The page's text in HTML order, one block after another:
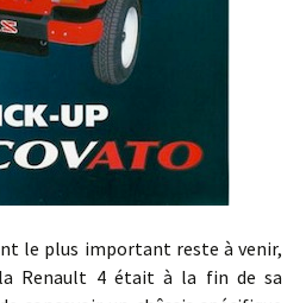
important reste à venir,
Renault 4 était à la fin de sa